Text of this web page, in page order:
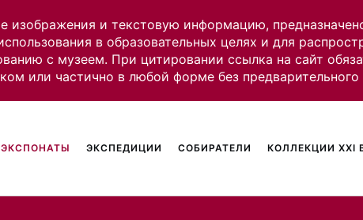
изображения и текстовую информацию,
в образовательных целях и для
с музеем. При цитировании ссылка на сайт
или частично в любой форме без
ЭКСПОНАТЫ ЭКСПЕДИЦИИ СОБИРАТЕЛИ КОЛЛЕКЦИИ XXI